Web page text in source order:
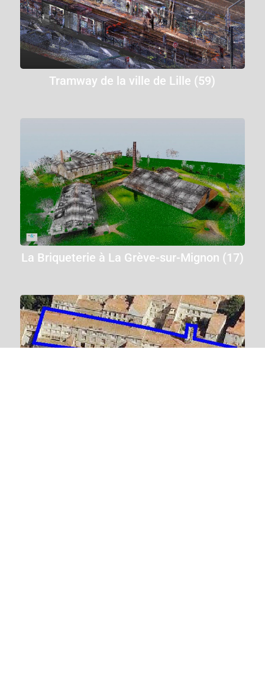
Tramway de la ville de Lille (59)
La Briqueterie à La Grève-sur-Mignon (17)
Nos agences : Nantes, La Rochelle, Niort
Nantes | La Rochelle | Niort